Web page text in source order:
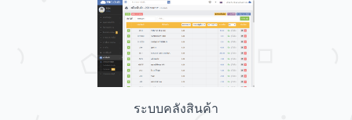
ระบบคลังสินค้า